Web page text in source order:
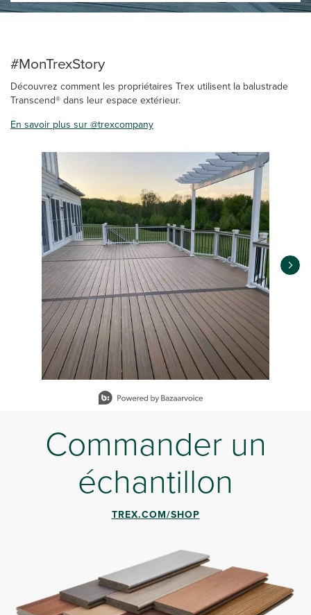
#MonTrexStory
Découvrez comment les propriétaires Trex utilisent la balustrade
Transcend® dans leur espace extérieur.
En savoir plus sur @trexcompany
Media Carousel
Carousel with product photos. Use the previous and next
Commander un
échantillon
TREX.COM/SHOP